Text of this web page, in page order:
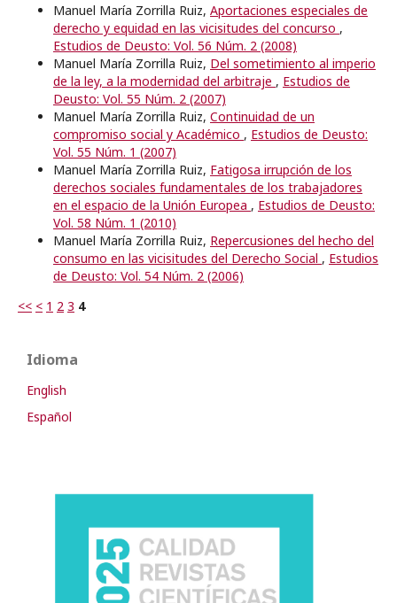
Manuel María Zorrilla Ruiz, Aportaciones especiales de
derecho y equidad en las vicisitudes del concurso ,
Estudios de Deusto: Vol. 56 Núm. 2 (2008)
Manuel María Zorrilla Ruiz, Del sometimiento al imperio
de la ley, a la modernidad del arbitraje , Estudios de
Deusto: Vol. 55 Núm. 2 (2007)
Manuel María Zorrilla Ruiz, Continuidad de un
compromiso social y Académico , Estudios de Deusto:
Vol. 55 Núm. 1 (2007)
Manuel María Zorrilla Ruiz, Fatigosa irrupción de los
derechos sociales fundamentales de los trabajadores
en el espacio de la Unión Europea , Estudios de Deusto:
Vol. 58 Núm. 1 (2010)
Manuel María Zorrilla Ruiz, Repercusiones del hecho del
consumo en las vicisitudes del Derecho Social , Estudios
de Deusto: Vol. 54 Núm. 2 (2006)
<< < 1 2 3 4
Idioma
English
Español